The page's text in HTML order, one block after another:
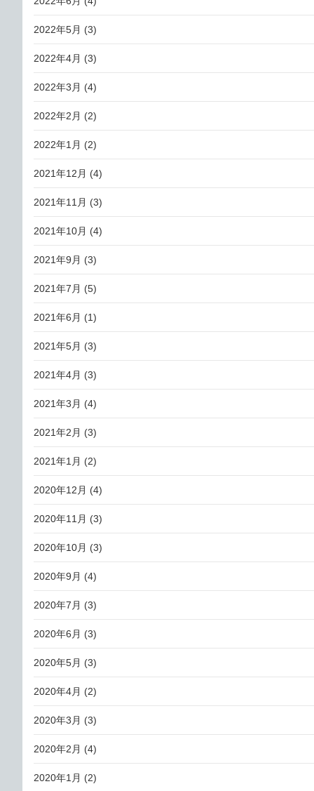
2022年5月 (3)
2022年4月 (3)
2022年3月 (4)
2022年2月 (2)
2022年1月 (2)
2021年12月 (4)
2021年11月 (3)
2021年10月 (4)
2021年9月 (3)
2021年7月 (5)
2021年6月 (1)
2021年5月 (3)
2021年4月 (3)
2021年3月 (4)
2021年2月 (3)
2021年1月 (2)
2020年12月 (4)
2020年11月 (3)
2020年10月 (3)
2020年9月 (4)
2020年7月 (3)
2020年6月 (3)
2020年5月 (3)
2020年4月 (2)
2020年3月 (3)
2020年2月 (4)
2020年1月 (2)